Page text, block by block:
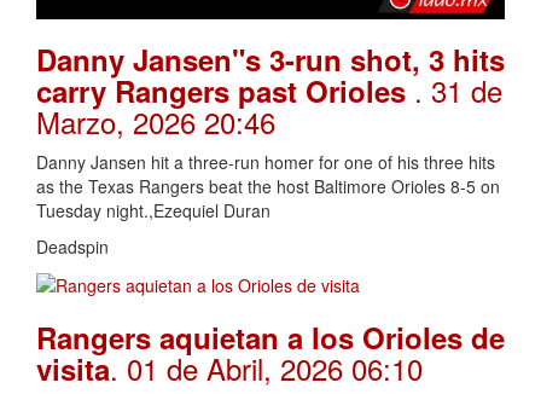
Danny Jansen"s 3-run shot, 3 hits
carry Rangers past Orioles. 31 de
Marzo, 2026 20:46
Danny Jansen hit a three-run homer for one of his three hits
as the Texas Rangers beat the host Baltimore Orioles 8-5 on
Tuesday night.,Ezequiel Duran
Deadspin
Rangers aquietan a los Orioles de
visita. 01 de Abril, 2026 06:10